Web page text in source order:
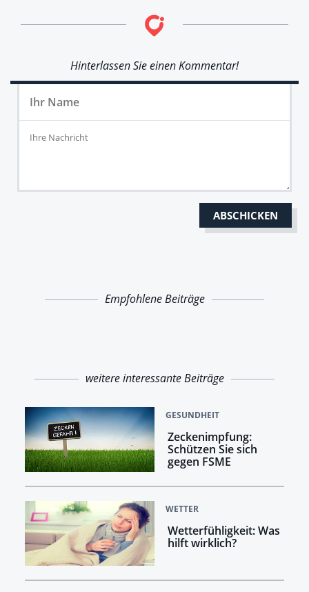
Hinterlassen Sie einen Kommentar!
Empfohlene Beiträge
weitere interessante Beiträge
GESUNDHEIT
Zeckenimpfung:
Schützen Sie sich
gegen FSME
WETTER
Wetterfühligkeit: Was
hilft wirklich?